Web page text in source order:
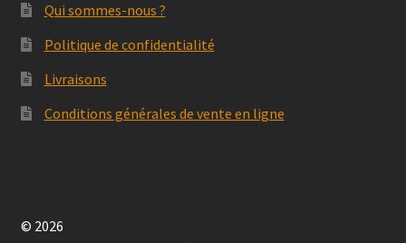
Qui sommes-nous ?
Politique de confidentialité
Livraisons
Conditions générales de vente en ligne
© 2026